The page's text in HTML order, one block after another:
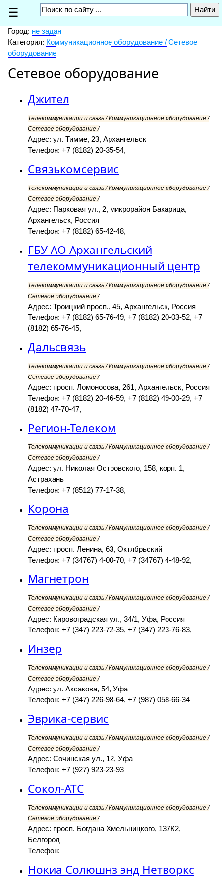
☰
Город: не задан
Категория: Коммуникационное оборудование / Сетевое
оборудование
Сетевое оборудование
Джител
Телекоммуникации и связь / Коммуникационное оборудование /
Сетевое оборудование /
Адрес: ул. Тимме, 23, Архангельск
Телефон: +7 (8182) 20-35-54,
Связькомсервис
Телекоммуникации и связь / Коммуникационное оборудование /
Сетевое оборудование /
Адрес: Парковая ул., 2, микрорайон Бакарица,
Архангельск, Россия
Телефон: +7 (8182) 65-42-48,
ГБУ АО Архангельский
телекоммуникационный центр
Телекоммуникации и связь / Коммуникационное оборудование /
Сетевое оборудование /
Адрес: Троицкий просп., 45, Архангельск, Россия
Телефон: +7 (8182) 65-76-49, +7 (8182) 20-03-52, +7
(8182) 65-76-45,
Дальсвязь
Телекоммуникации и связь / Коммуникационное оборудование /
Сетевое оборудование /
Адрес: просп. Ломоносова, 261, Архангельск, Россия
Телефон: +7 (8182) 20-46-59, +7 (8182) 49-00-29, +7
(8182) 47-70-47,
Регион-Телеком
Телекоммуникации и связь / Коммуникационное оборудование /
Сетевое оборудование /
Адрес: ул. Николая Островского, 158, корп. 1,
Астрахань
Телефон: +7 (8512) 77-17-38,
Корона
Телекоммуникации и связь / Коммуникационное оборудование /
Сетевое оборудование /
Адрес: просп. Ленина, 63, Октябрьский
Телефон: +7 (34767) 4-00-70, +7 (34767) 4-48-92,
Магнетрон
Телекоммуникации и связь / Коммуникационное оборудование /
Сетевое оборудование /
Адрес: Кировоградская ул., 34/1, Уфа, Россия
Телефон: +7 (347) 223-72-35, +7 (347) 223-76-83,
Инзер
Телекоммуникации и связь / Коммуникационное оборудование /
Сетевое оборудование /
Адрес: ул. Аксакова, 54, Уфа
Телефон: +7 (347) 226-98-64, +7 (987) 058-66-34
Эврика-сервис
Телекоммуникации и связь / Коммуникационное оборудование /
Сетевое оборудование /
Адрес: Сочинская ул., 12, Уфа
Телефон: +7 (927) 923-23-93
Сокол-АТС
Телекоммуникации и связь / Коммуникационное оборудование /
Сетевое оборудование /
Адрес: просп. Богдана Хмельницкого, 137К2,
Белгород
Телефон:
Нокиа Солюшнз энд Нетворкс